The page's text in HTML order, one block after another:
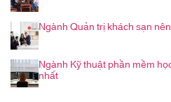
Ngành Quản trị khách sạn
Ngành Kỹ thuật phần mềm
nhất